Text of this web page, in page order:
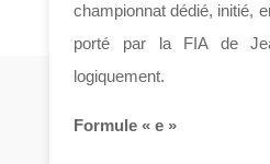
championnat dédié, initié,
porté par la FIA de
logiquement.
Formule « e »